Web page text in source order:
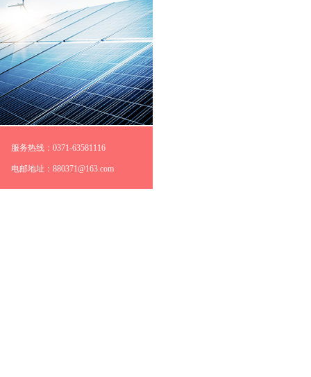
服务热线：0371-63581116
电邮地址：880371@163.com